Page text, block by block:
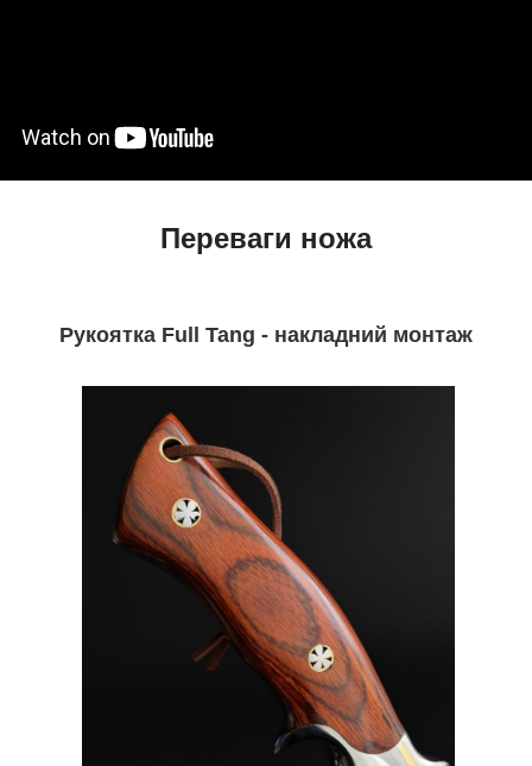
Переваги ножа
Рукоятка Full Tang - накладний монтаж